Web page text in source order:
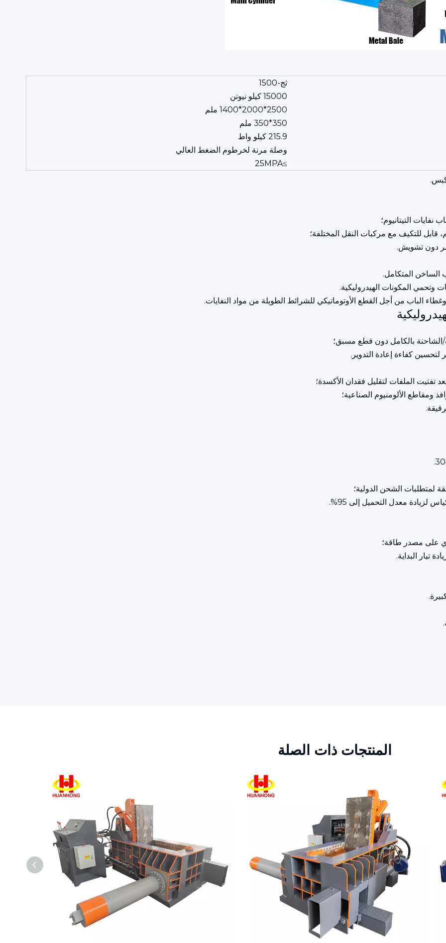
ثج-1500
15000 كيلو نيوتن
2500*2000*1400 ملم
350*350 ملم
215.9 كيلو واط
وصلة مرنة لخرطوم الضغط العالي
≥25MPA
المنتجات ذات الصلة